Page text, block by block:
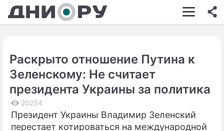
ШОУ-БИЗНЕС
КИНО
ЭКОНОМИКА
Раскрыто отношение Путина к
Зеленскому: Не считает
президента Украины за политика
20254
Президент Украины Владимир Зеленский
перестает котироваться на международной